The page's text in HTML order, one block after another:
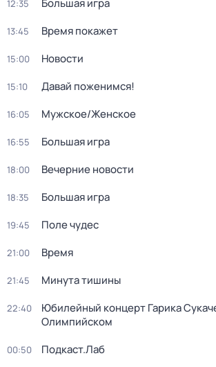
12:35 Большая игра
13:45 Время покажет
15:00 Новости
15:10 Давай поженимся!
16:05 Мужское/Женское
16:55 Большая игра
18:00 Вечерние новости
18:35 Большая игра
19:45 Поле чудес
21:00 Время
21:45 Минута тишины
22:40
Юбилейный концерт Гарика
Олимпийском
00:50 Подкаст.Лаб